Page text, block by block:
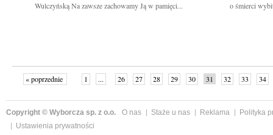
Wulczyńską Na zawsze zachowamy Ją w pamięci...
o śmierci
« poprzednie 1 ... 26 27 28 29 30 31 32 33
34
Copyright © Wyborcza sp. z o.o. O nas Staże u nas Reklama
Polityka
Ustawienia prywatności